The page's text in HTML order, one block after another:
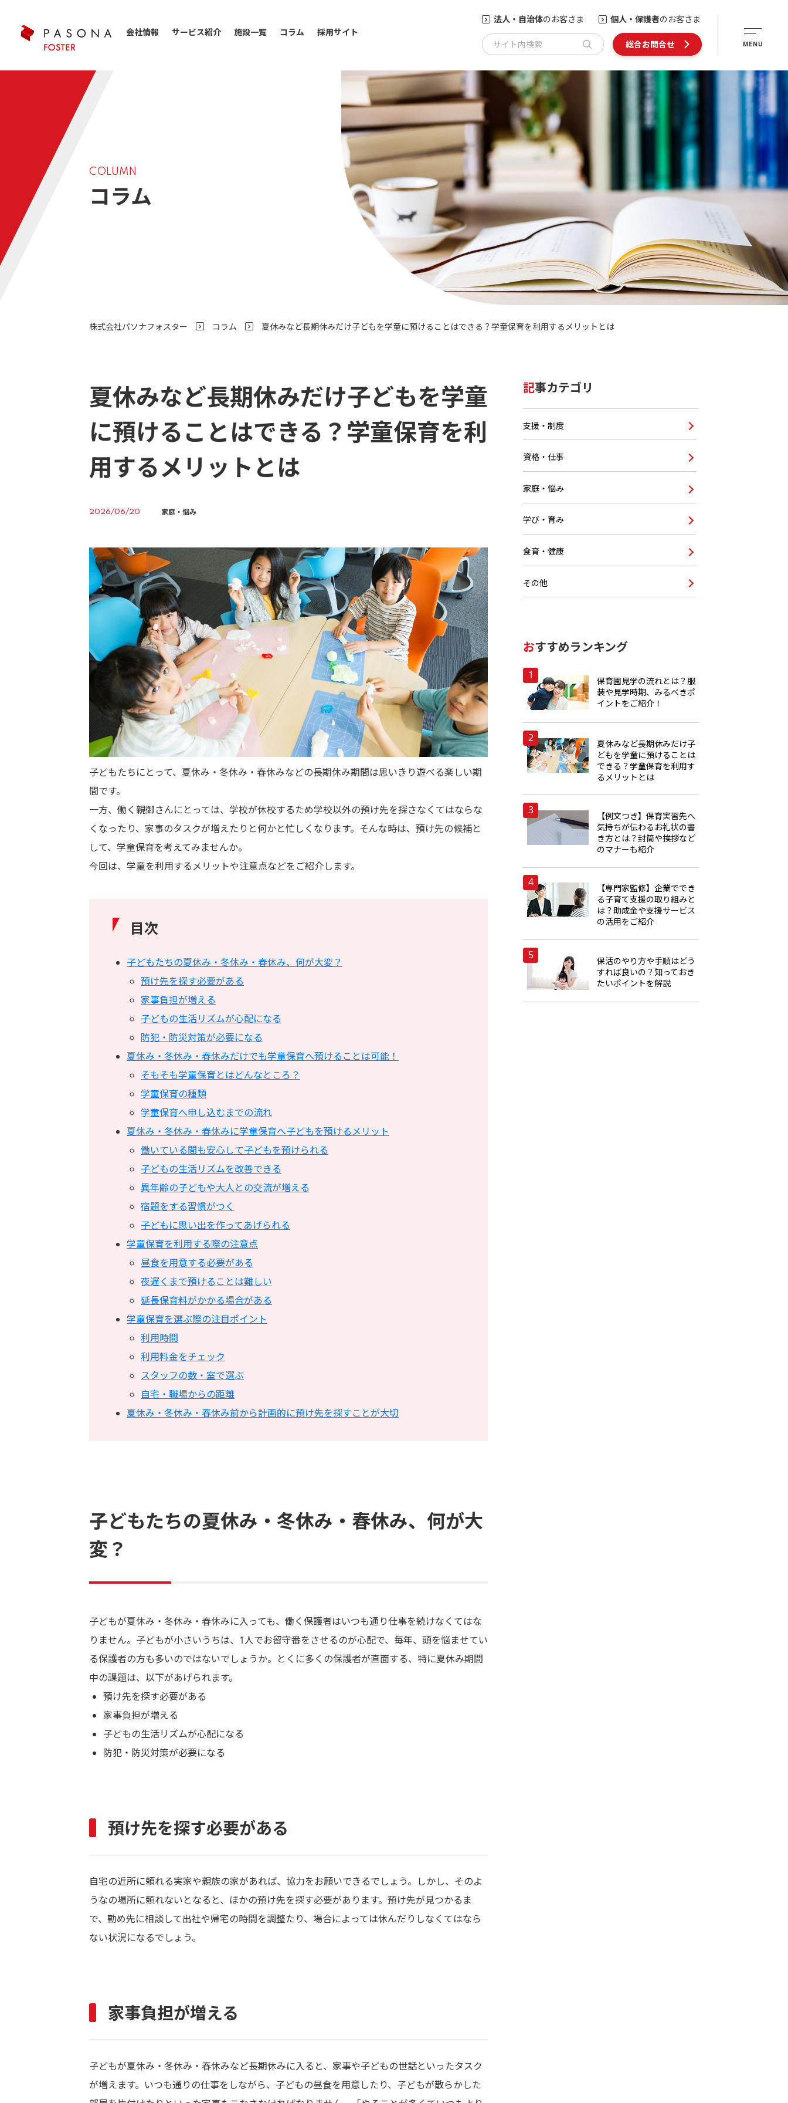
会社情報 サービス紹介 施設一覧 コラム 採用サイト
法人・自治体のお客さま 個人・保護者のお客さま
サイト内検索 総合お問合せ
COLUMN
コラム
株式会社パソナフォスター >コラム >夏休みなど長期休みだけ子どもを学童に預けることはできる？学童保育を利用するメリットとは
夏休みなど長期休みだけ子どもを学童
に預けることはできる？学童保育を利
用するメリットとは
2026/06/20 家庭・悩み
子どもたちにとって、夏休み・冬休み・春休みなどの長期休み期間は思いきり遊べる楽しい期
間です。
一方、働く親御さんにとっては、学校が休校するため学校以外の預け先を探さなくてはならな
くなったり、家事のタスクが増えたりと何かと忙しくなります。そんな時は、預け先の候補と
して、学童保育を考えてみませんか。
今回は、学童を利用するメリットや注意点などをご紹介します。
目次
子どもたちの夏休み・冬休み・春休み、何が大変？
預け先を探す必要がある
家事負担が増える
子どもの生活リズムが心配になる
防犯・防災対策が必要になる
夏休み・冬休み・春休みだけでも学童保育へ預けることは可能！
そもそも学童保育とはどんなところ？
学童保育の種類
学童保育へ申し込むまでの流れ
夏休み・冬休み・春休みに学童保育へ子どもを預けるメリット
働いている間も安心して子どもを預けられる
子どもの生活リズムを改善できる
異年齢の子どもや大人との交流が増える
宿題をする習慣がつく
子どもに思い出を作ってあげられる
学童保育を利用する際の注意点
昼食を用意する必要がある
夜遅くまで預けることは難しい
延長保育料がかかる場合がある
学童保育を選ぶ際の注目ポイント
利用時間
利用料金をチェック
スタッフの数・室で選ぶ
自宅・職場からの距離
夏休み・冬休み・春休み前から計画的に預け先を探すことが大切
子どもたちの夏休み・冬休み・春休み、何が大
変？
子どもが夏休み・冬休み・春休みに入っても、働く保護者はいつも通り仕事を続けなくてはな
りません。子どもが小さいうちは、1人でお留守番をさせるのが心配で、毎年、頭を悩ませてい
る保護者の方も多いのではないでしょうか。とくに多くの保護者が直面する、特に夏休み期間
中の課題は、以下があげられます。
預け先を探す必要がある
家事負担が増える
子どもの生活リズムが心配になる
防犯・防災対策が必要になる
預け先を探す必要がある
自宅の近所に頼れる実家や親族の家があれば、協力をお願いできるでしょう。しかし、そのよ
うなの場所に頼れないとなると、ほかの預け先を探す必要があります。預け先が見つかるま
で、勤め先に相談して出社や帰宅の時間を調整たり、場合によっては休んだりしなくてはなら
ない状況になるでしょう。
家事負担が増える
子どもが夏休み・冬休み・春休みなど長期休みに入ると、家事や子どもの世話といったタスク
が増えます。いつも通りの仕事をしながら、子どもの昼食を用意したり、子どもが散らかした
記事カテゴリ
支援・制度
資格・仕事
家庭・悩み
学び・育み
食育・健康
その他
おすすめランキング
保育園見学の流れとは？服
装や見学時期、みるべきポ
イントをご紹介！
夏休みなど長期休みだけ子
どもを学童に預けることは
できる？学童保育を利用す
るメリットとは
【例文つき】保育実習先へ
気持ちが伝わるお礼状の書
き方とは？封筒や挨拶など
のマナーも紹介
【専門家監修】企業ででき
る子育て支援の取り組みと
は？助成金や支援サービス
の活用をご紹介
保活のやり方や手順はどう
すれば良いの？知っておき
たいポイントを解説